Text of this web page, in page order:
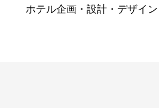
ホテル企画・設計・デザイン